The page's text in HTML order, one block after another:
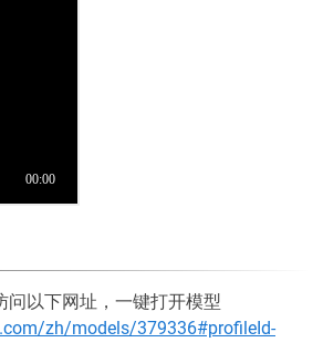
问以下网址，一键打开模型
zh/models/379336#profileId-